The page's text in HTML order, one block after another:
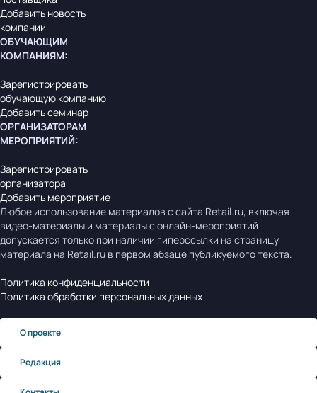
Добавить новость
компании
ОБУЧАЮЩИМ
КОМПАНИЯМ:
Зарегистрировать
обучающую компанию
Добавить семинар
ОРГАНИЗАТОРАМ
МЕРОПРИЯТИЙ:
Зарегистрировать
организатора
Добавить мероприятие
Любое использование материалов с сайта Retail.ru, включая
видео-материалы и материалы с онлайн-мероприятий
допускается только при наличии гиперссылки на страницу
материала на Retail.ru в первом абзаце публикуемого текста.
Политика конфиденциальности
Политика обработки персональных данных
О проекте
Редакция